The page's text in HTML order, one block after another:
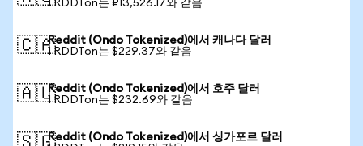
1 RDDTon는 ₽13,526.17와 같음
🇨🇦Reddit (Ondo Tokenized)에서 캐나다 달러
1 RDDTon는 $229.37와 같음
🇦🇺Reddit (Ondo Tokenized)에서 호주 달러
1 RDDTon는 $232.69와 같음
Reddit (Ondo Tokenized)에서 싱가포르 달러